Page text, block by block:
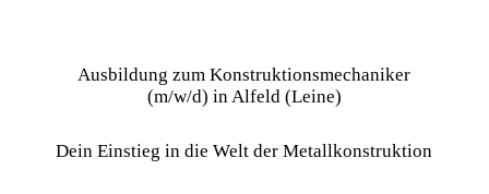
Ausbildung zum Konstruktionsmechaniker
(m/w/d) in Alfeld (Leine)
Dein Einstieg in die Welt der Metallkonstruktion